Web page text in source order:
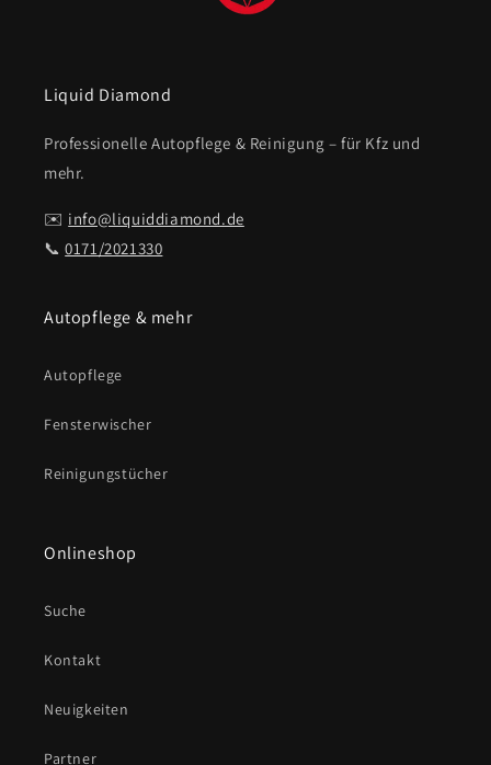
Liquid Diamond
Professionelle Autopflege & Reinigung – für Kfz und
mehr.
✉️ info@liquiddiamond.de
📞0171/2021330
Autopflege & mehr
Autopflege
Fensterwischer
Reinigungstücher
Onlineshop
Suche
Kontakt
Neuigkeiten
Partner